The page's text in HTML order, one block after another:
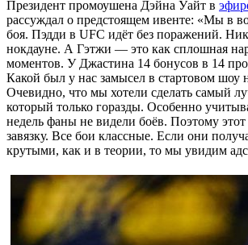
Президент промоушена Дэйна Уайт в
рассуждал о предстоящем ивенте: «Мы в
боя. Пэдди в UFC идёт без поражений.
нокдауне. А Гэтжи — это как сплошная
моментов. У Джастина 14 бонусов в 14
Какой был у нас замысел в стартовом шоу
Очевидно, что мы хотели сделать самый
который только горазды. Особенно
недель фаны не видели боёв. Поэтому этот
завязку. Все бои классные. Если они
крутыми, как и в теории, то мы увидим